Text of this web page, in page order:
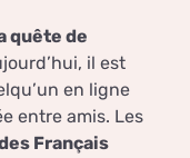
quête de
il est
en ligne
entre amis. Les
Français